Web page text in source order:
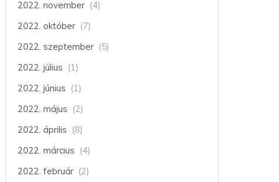
2022. november (4)
2022. október (7)
2022. szeptember (5)
2022. július (1)
2022. június (1)
2022. május (2)
2022. április (8)
2022. március (4)
2022. február (2)